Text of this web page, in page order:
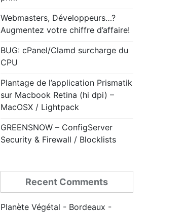
Webmasters, Développeurs…?
Augmentez votre chiffre d’affaire!
BUG: cPanel/Clamd surcharge du
CPU
Plantage de l’application Prismatik
sur Macbook Retina (hi dpi) –
MacOSX / Lightpack
GREENSNOW – ConfigServer
Security & Firewall / Blocklists
Recent Comments
Planète Végétal - Bordeaux -